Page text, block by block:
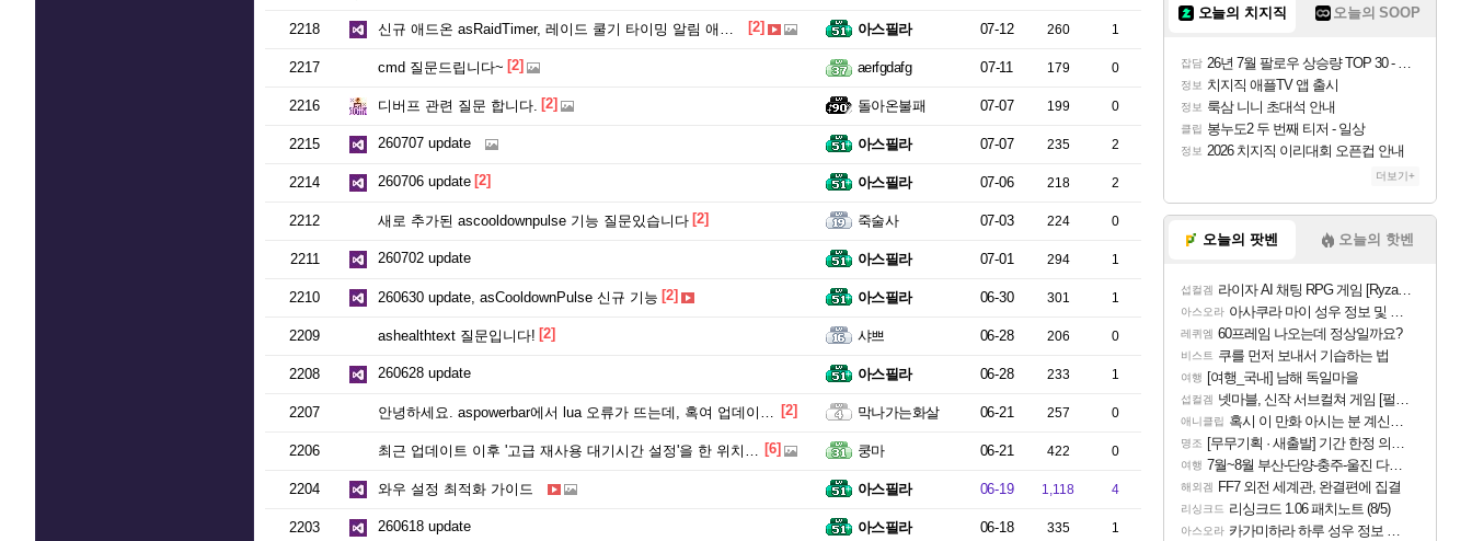
2218 신규 애드온 asRaidTimer, 레이드 쿨기 타이밍 알림 애드온 [2] 아스필라 07-12 260 1
2217 cmd 질문드립니다~ [2] aerfgdafg 07-11 179 0
2216 디버프 관련 질문 합니다. [2] 돌아온불패 07-07 199 0
2215 260707 update 아스필라 07-07 235 2
2214 260706 update [2] 아스필라 07-06 218 2
2212 새로 추가된 ascooldownpulse 기능 질문있습니다 [2] 죽술사 07-03 224 0
2211 260702 update 아스필라 07-01 294 1
2210 260630 update, asCooldownPulse 신규 기능 [2] 아스필라 06-30 301 1
2209 ashealthtext 질문입니다! [2] 샤쁘 06-28 206 0
2208 260628 update 아스필라 06-28 233 1
2207 안녕하세요. aspowerbar에서 lua 오류가 뜨는데, 혹여 업데이트 해주실 수 있으실까요? [2] 막나가는화살 06-21 257 0
2206 최근 업데이트 이후 '고급 재사용 대기시간 설정'을 한 위치가 자꾸 바뀝니다.;; [6] 쿵마 06-21 422 0
2204 와우 설정 최적화 가이드 아스필라 06-19 1,118 4
2203 260618 update 아스필라 06-18 335 1
오늘의 치지직 오늘의 SOOP
잡담 26년 7월 팔로우 상승량 TOP 30 - 월간 치지직
정보 치지직 애플TV 앱 출시
정보 룩삼 니니 초대석 안내
클립 봉누도2 두 번째 티저 - 일상
정보 2026 치지직 이리대회 오픈컵 안내
더보기+
오늘의 팟벤 오늘의 핫벤
섭컬겜 라이자 AI 채팅 RPG 게임 [RyzaChat: AI] 공개
아스오라 아사쿠라 마이 성우 정보 및 주요 필모
레퀴엠 60프레임 나오는데 정상일까요?
비스트 쿠를 먼저 보내서 기습하는 법
여행 [여행_국내] 남해 독일마을
섭컬겜 넷마블, 신작 서브컬쳐 게임 [펄 인 블루] 티저 사이트 오픈
애니클립 혹시 이 만화 아시는 분 계신가요
명조 [무무기획 · 새출발] 기간 한정 의뢰 이벤트
여행 7월~8월 부산-단양-충주-울진 다녀왔어요~
해외겜 FF7 외전 세계관, 완결편에 집결
리싱크드 리싱크드 1.06 패치노트 (8/5)
아스오라 카가미하라 하루 성우 정보 및 주요 필모